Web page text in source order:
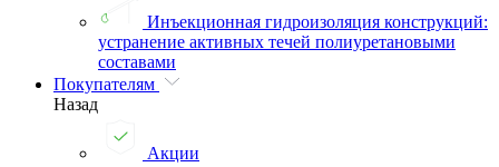
Инъекционная гидроизоляция конструкций:
устранение активных течей полиуретановыми
составами
Покупателям
Назад
Акции